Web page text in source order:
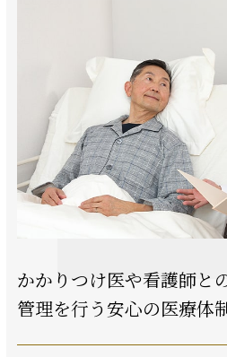
かかりつけ医や看護師と
管理を行う安心の医療体制